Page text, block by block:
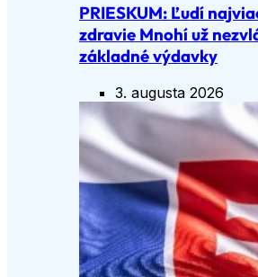
PRIESKUM: Ľudí
zdravie Mnohí už
základné výdavky
3. augusta 2026